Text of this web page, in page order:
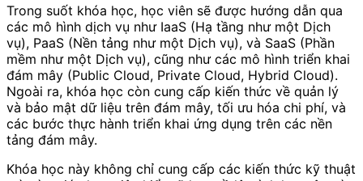
Trong suốt khóa học, học viên sẽ được hướng dẫn qua
các mô hình dịch vụ như IaaS (Hạ tầng như một Dịch
vụ), PaaS (Nền tảng như một Dịch vụ), và SaaS (Phần
mềm như một Dịch vụ), cũng như các mô hình triển khai
đám mây (Public Cloud, Private Cloud, Hybrid Cloud).
Ngoài ra, khóa học còn cung cấp kiến thức về quản lý
và bảo mật dữ liệu trên đám mây, tối ưu hóa chi phí, và
các bước thực hành triển khai ứng dụng trên các nền
tảng đám mây.
Khóa học này không chỉ cung cấp các kiến thức kỹ thuật